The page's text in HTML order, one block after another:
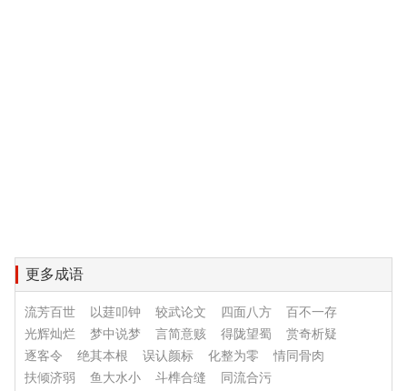
更多成语
流芳百世 以莛叩钟 较武论文 四面八方
百不一存
光辉灿烂
梦中说梦 言简意赅 得陇望蜀
赏奇析疑
逐客令
绝其本根 误认颜标 化整为零
情同骨肉
扶倾济弱
鱼大水小 斗榫合缝
同流合污